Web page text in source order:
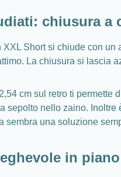
chiusura a
Short si chiude con
La chiusura si lascia
cm sul retro ti permette
sepolto nello zaino.
sembra una soluzione
in